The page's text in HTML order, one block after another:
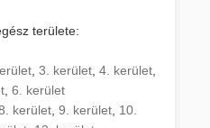
területe:
, 3. kerület, 4. kerület,
, 6. kerület
kerület, 9. kerület, 10.